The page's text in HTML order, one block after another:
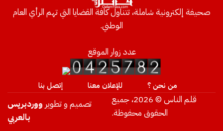
صحيفة إلكترونية شاملة، تتناول كافة القضايا التي تهم الرأي العام
الوطني.
عدد زوار الموقع
من نحن ؟ للإعلان معنا إتصل بنا
قلم الناس © 2026، جميع
الحقوق محفوظة.
تصميم و تطوير ووردبريس
بالعربي